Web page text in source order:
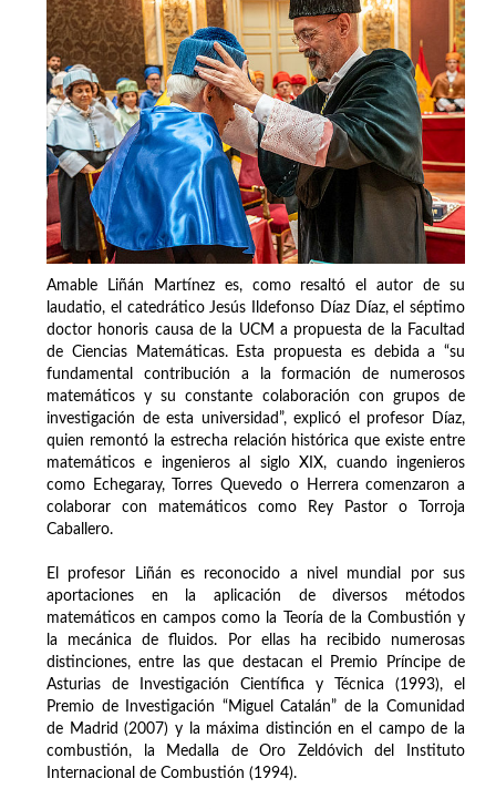
Amable Liñán Martínez es, como resaltó el autor de su
laudatio, el catedrático Jesús Ildefonso Díaz Díaz, el séptimo
doctor honoris causa de la UCM a propuesta de la Facultad
de Ciencias Matemáticas. Esta propuesta es debida a “su
fundamental contribución a la formación de numerosos
matemáticos y su constante colaboración con grupos de
investigación de esta universidad”, explicó el profesor Díaz,
quien remontó la estrecha relación histórica que existe entre
matemáticos e ingenieros al siglo XIX, cuando ingenieros
como Echegaray, Torres Quevedo o Herrera comenzaron a
colaborar con matemáticos como Rey Pastor o Torroja
Caballero.
El profesor Liñán es reconocido a nivel mundial por sus
aportaciones en la aplicación de diversos métodos
matemáticos en campos como la Teoría de la Combustión y
la mecánica de fluidos. Por ellas ha recibido numerosas
distinciones, entre las que destacan el Premio Príncipe de
Asturias de Investigación Científica y Técnica (1993), el
Premio de Investigación “Miguel Catalán” de la Comunidad
de Madrid (2007) y la máxima distinción en el campo de la
combustión, la Medalla de Oro Zeldóvich del Instituto
Internacional de Combustión (1994).